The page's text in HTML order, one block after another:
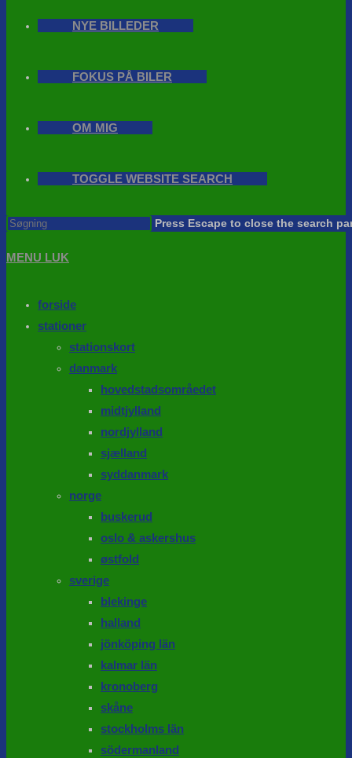
NYE BILLEDER
FOKUS PÅ BILER
OM MIG
TOGGLE WEBSITE SEARCH
Press Escape to close the search
MENU LUK
forside
stationer
stationskort
danmark
hovedstadsområedet
midtjylland
nordjylland
sjælland
syddanmark
norge
buskerud
oslo & askershus
østfold
sverige
blekinge
halland
jönköping län
kalmar län
kronoberg
skåne
stockholms län
södermanland